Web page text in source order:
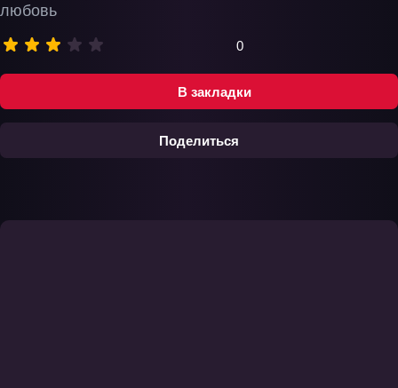
В закладки
Поделиться
любовь
0